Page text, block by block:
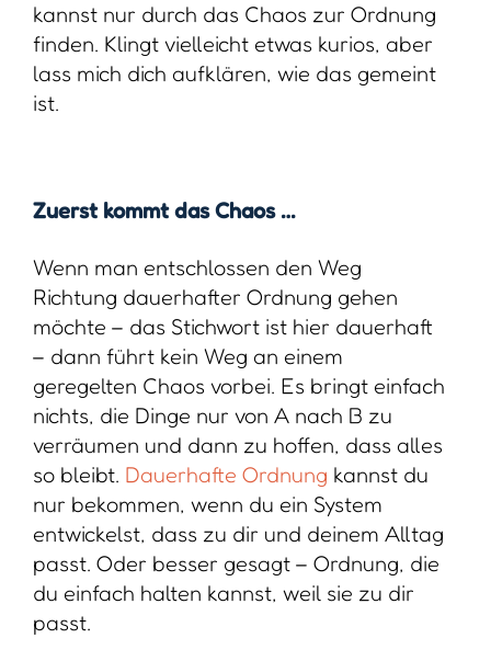
kannst nur durch das Chaos zur Ordnung
finden. Klingt vielleicht etwas kurios, aber
lass mich dich aufklären, wie das gemeint
ist.
Zuerst kommt das Chaos …
Wenn man entschlossen den Weg
Richtung dauerhafter Ordnung gehen
möchte – das Stichwort ist hier dauerhaft
– dann führt kein Weg an einem
geregelten Chaos vorbei. Es bringt einfach
nichts, die Dinge nur von A nach B zu
verräumen und dann zu hoffen, dass alles
so bleibt. Dauerhafte Ordnung kannst du
nur bekommen, wenn du ein System
entwickelst, dass zu dir und deinem Alltag
passt. Oder besser gesagt – Ordnung, die
du einfach halten kannst, weil sie zu dir
passt.